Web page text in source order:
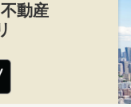
動産